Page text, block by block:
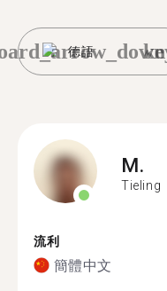
德語
M.
Tieling
流利
簡體中文